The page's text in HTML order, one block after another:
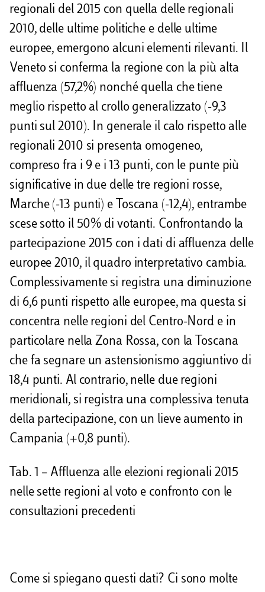
regionali del 2015 con quella delle regionali
2010, delle ultime politiche e delle ultime
europee, emergono alcuni elementi rilevanti. Il
Veneto si conferma la regione con la più alta
affluenza (57,2%) nonché quella che tiene
meglio rispetto al crollo generalizzato (-9,3
punti sul 2010). In generale il calo rispetto alle
regionali 2010 si presenta omogeneo,
compreso fra i 9 e i 13 punti, con le punte più
significative in due delle tre regioni rosse,
Marche (-13 punti) e Toscana (-12,4), entrambe
scese sotto il 50% di votanti. Confrontando la
partecipazione 2015 con i dati di affluenza delle
europee 2010, il quadro interpretativo cambia.
Complessivamente si registra una diminuzione
di 6,6 punti rispetto alle europee, ma questa si
concentra nelle regioni del Centro-Nord e in
particolare nella Zona Rossa, con la Toscana
che fa segnare un astensionismo aggiuntivo di
18,4 punti. Al contrario, nelle due regioni
meridionali, si registra una complessiva tenuta
della partecipazione, con un lieve aumento in
Campania (+0,8 punti).
Tab. 1 – Affluenza alle elezioni regionali 2015
nelle sette regioni al voto e confronto con le
consultazioni precedenti
Come si spiegano questi dati? Ci sono molte